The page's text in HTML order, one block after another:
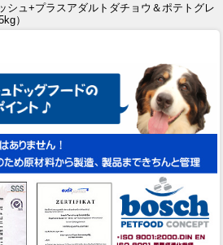
シュ+プラスアダルトダチョウ＆ポテトグレ
）